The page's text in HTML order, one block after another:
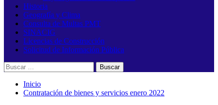
Historia
Geografía y Clima
Consulta de Multas PMT
SINACIG
Licencias de Construcción
Solicitud de Información Pública
Buscar:
Inicio
Contratación de bienes y servicios enero 2022